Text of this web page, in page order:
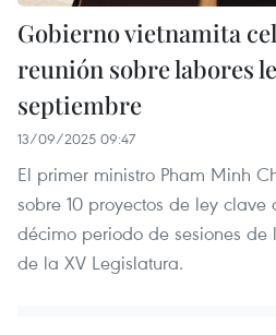
Gobierno vietnamita
reunión sobre labores
septiembre
13/09/2025 09:47
El primer ministro Pham Minh
sobre 10 proyectos de ley
décimo periodo de sesiones
de la XV Legislatura.